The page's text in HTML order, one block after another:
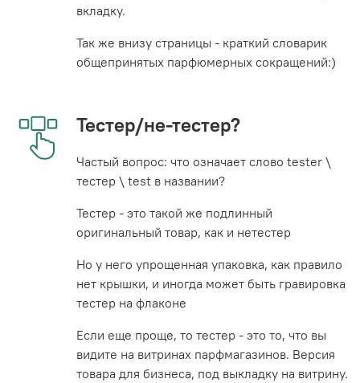
вкладку.
Так же внизу страницы - краткий словарик
общепринятых парфюмерных сокращений:)
Тестер/не-тестер?
Частый вопрос: что означает слово tester \
тестер \ test в названии?
Тестер - это такой же подлинный
оригинальный товар, как и нетестер
Но у него упрощенная упаковка, как правило
нет крышки, и иногда может быть гравировка
тестер на флаконе
Если еще проще, то тестер - это то, что вы
видите на витринах парфмагазинов. Версия
товара для бизнеса, под выкладку на витрину.